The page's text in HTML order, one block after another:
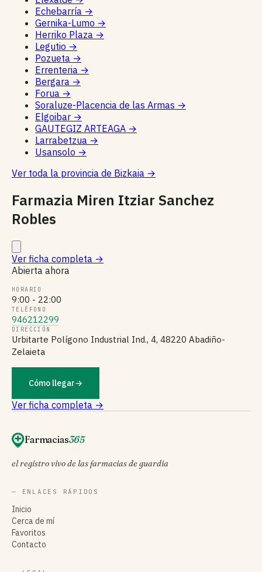
Echebarría →
Gernika-Lumo →
Herriko Plaza →
Legutio →
Pozueta →
Errenteria →
Bergara →
Forua →
Soraluze-Placencia de las Armas →
Elgoibar →
GAUTEGIZ ARTEAGA →
Larrabetzua →
Usansolo →
Ver toda la provincia de Bizkaia →
Farmazia Miren Itziar Sanchez
Robles
Ver ficha completa →
Abierta ahora
HORARIO
9:00 - 22:00
TELÉFONO
946212299
DIRECCIÓN
Urbitarte Polígono Industrial Ind., 4, 48220 Abadiño-
Zelaieta
Cómo llegar→
Ver ficha completa →
Farmacias365
el registro vivo de las farmacias de guardia
— ENLACES RÁPIDOS
Inicio
Cerca de mí
Favoritos
Contacto